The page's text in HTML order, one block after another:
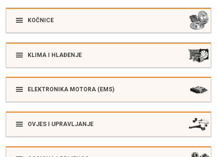
KOČNICE
KLIMA I HLAĐENJE
ELEKTRONIKA MOTORA (EMS)
OVJES I UPRAVLJANJE